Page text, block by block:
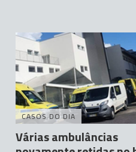
CASOS DO DIA
Várias ambulâncias